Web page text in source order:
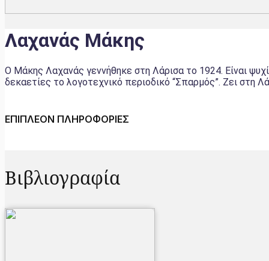
Λαχανάς Μάκης
Ο Μάκης Λαχανάς γεννήθηκε στη Λάρισα το 1924. Είναι
δεκαετίες το λογοτεχνικό περιοδικό “Σπαρμός”. Ζει στη
ΕΠΙΠΛΕΟΝ ΠΛΗΡΟΦΟΡΙΕΣ
Βιβλιογραφία